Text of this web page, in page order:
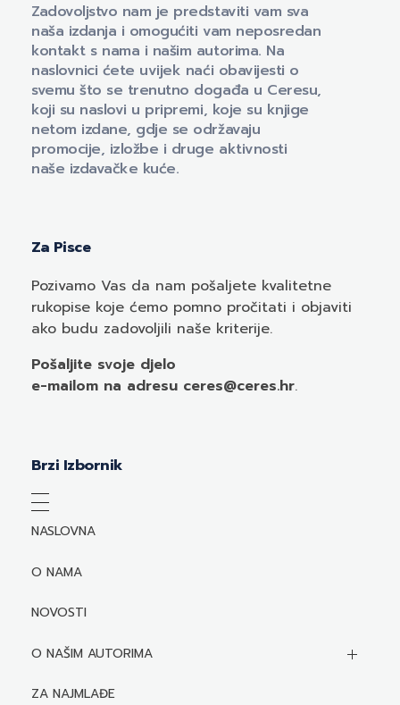
Zadovoljstvo nam je predstaviti vam sva
naša izdanja i omogućiti vam neposredan
kontakt s nama i našim autorima. Na
naslovnici ćete uvijek naći obavijesti o
svemu što se trenutno događa u Ceresu,
koji su naslovi u pripremi, koje su knjige
netom izdane, gdje se održavaju
promocije, izložbe i druge aktivnosti
naše izdavačke kuće.
Za Pisce
Pozivamo Vas da nam pošaljete kvalitetne
rukopise koje ćemo pomno pročitati i objaviti
ako budu zadovoljili naše kriterije.
Pošaljite svoje djelo
e-mailom na adresu ceres@ceres.hr.
Brzi Izbornik
NASLOVNA
O NAMA
NOVOSTI
O NAŠIM AUTORIMA
Biografije autora
ZA NAJMLAĐE